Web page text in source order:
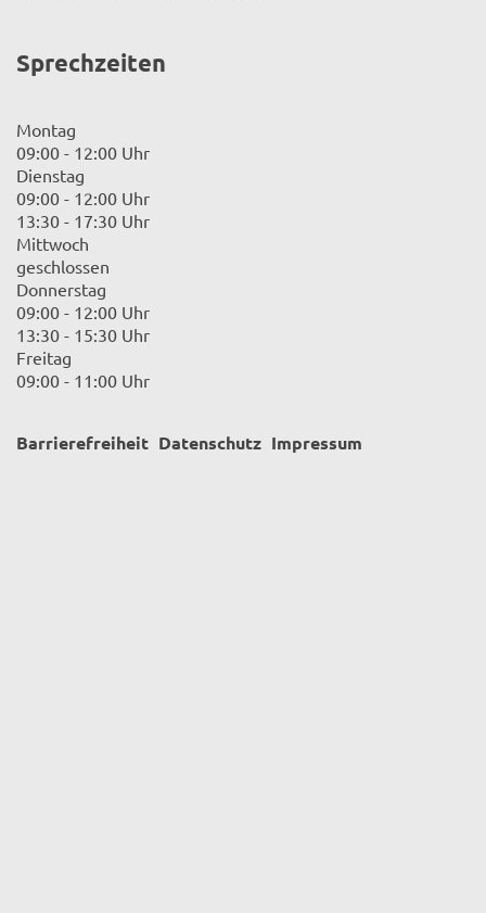
Sprechzeiten
Montag
09:00 - 12:00 Uhr
Dienstag
09:00 - 12:00 Uhr
13:30 - 17:30 Uhr
Mittwoch
geschlossen
Donnerstag
09:00 - 12:00 Uhr
13:30 - 15:30 Uhr
Freitag
09:00 - 11:00 Uhr
Barrierefreiheit Datenschutz Impressum